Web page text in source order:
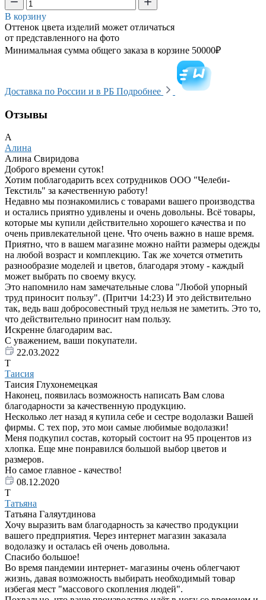
В корзину
Оттенок цвета изделий может отличаться
от представленного на фото
Минимальная сумма общего заказа в корзине 50000₽
Доставка по России и в РБ Подробнее
Отзывы
А
Алина
Алина Свиридова
Доброго времени суток!
Хотим поблагодарить всех сотрудников ООО "Челеби-
Текстиль" за качественную работу!
Недавно мы познакомились с товарами вашего производства
и остались приятно удивлены и очень довольны. Всё товары,
которые мы купили действительно хорошего качества и по
очень привлекательной цене. Что очень важно в наше время.
Приятно, что в вашем магазине можно найти размеры одежды
на любой возраст и комплекцию. Так же хочется отметить
разнообразие моделей и цветов, благодаря этому - каждый
может выбрать по своему вкусу.
Это напомнило нам замечательные слова "Любой упорный
труд приносит пользу". (Притчи 14:23) И это действительно
так, ведь ваш добросовестный труд нельзя не заметить. Это то,
что действительно приносит нам пользу.
Искренне благодарим вас.
С уважением, ваши покупатели.
22.03.2022
Т
Таисия
Таисия Глухонемецкая
Наконец, появилась возможность написать Вам слова
благодарности за качественную продукцию.
Несколько лет назад я купила себе и сестре водолазки Вашей
фирмы. С тех пор, это мои самые любимые водолазки!
Меня подкупил состав, который состоит на 95 процентов из
хлопка. Еще мне понравился большой выбор цветов и
размеров.
Но самое главное - качество!
08.12.2020
Т
Татьяна
Татьяна Галяутдинова
Хочу выразить вам благодарность за качество продукции
вашего предприятия. Через интернет магазин заказала
водолазку и осталась ей очень довольна.
Спасибо большое!
Во время пандемии интернет- магазины очень облегчают
жизнь, давая возможность выбирать необходимый товар
избегая мест "массового скопления людей".